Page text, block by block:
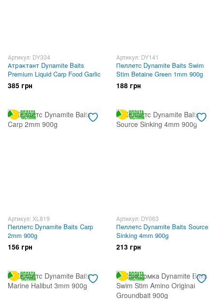
Артикул: DY334
Атрактант Dynamite Baits
Premium Liquid Carp Food Garlic
385 грн
Артикул: DY141
Пеллетс Dynamite Baits Swim
Stim Betaine Green 1mm 900g
188 грн
Артикул: XL819
Пеллетс Dynamite Baits Carp
2mm 900g
156 грн
Артикул: DY063
Пеллетс Dynamite Baits Source
Sinking 4mm 900g
213 грн